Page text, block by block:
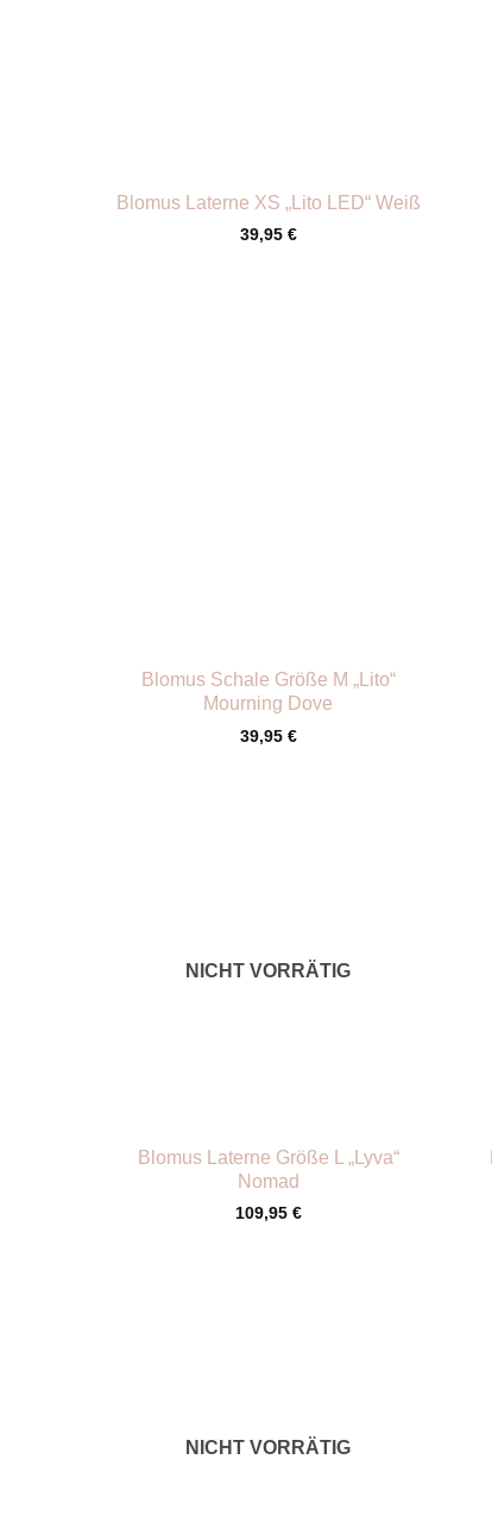
Blomus Laterne XS „Lito LED“ Weiß
39,95 €
Blomus Schale Größe M „Lito“
Mourning Dove
39,95 €
NICHT VORRÄTIG
Blomus Laterne Größe L „Lyva“
Nomad
109,95 €
NICHT VORRÄTIG